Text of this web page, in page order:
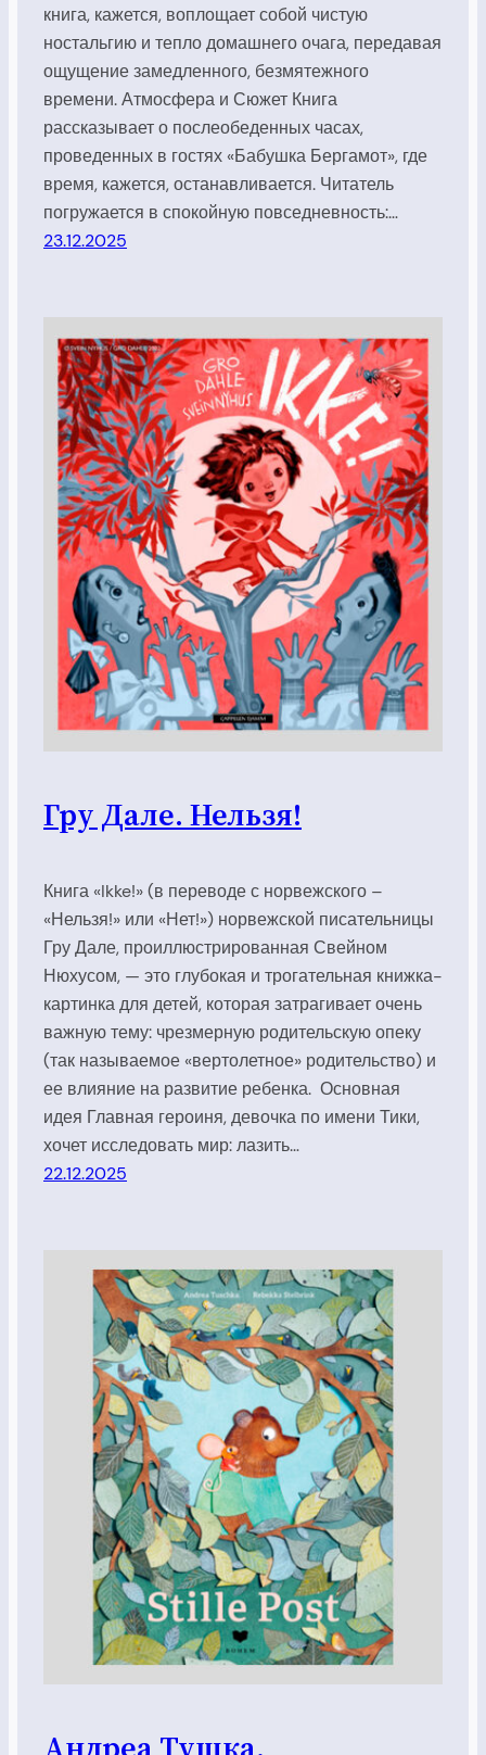
книга, кажется, воплощает собой чистую
ностальгию и тепло домашнего очага, передавая
ощущение замедленного, безмятежного
времени. Атмосфера и Сюжет Книга
рассказывает о послеобеденных часах,
проведенных в гостях «Бабушка Бергамот», где
время, кажется, останавливается. Читатель
погружается в спокойную повседневность:…
23.12.2025
Гру Дале. Нельзя!
Книга «Ikke!» (в переводе с норвежского –
«Нельзя!» или «Нет!») норвежской писательницы
Гру Дале, проиллюстрированная Свейном
Нюхусом, — это глубокая и трогательная книжка-
картинка для детей, которая затрагивает очень
важную тему: чрезмерную родительскую опеку
(так называемое «вертолетное» родительство) и
ее влияние на развитие ребенка. Основная
идея Главная героиня, девочка по имени Тики,
хочет исследовать мир: лазить…
22.12.2025